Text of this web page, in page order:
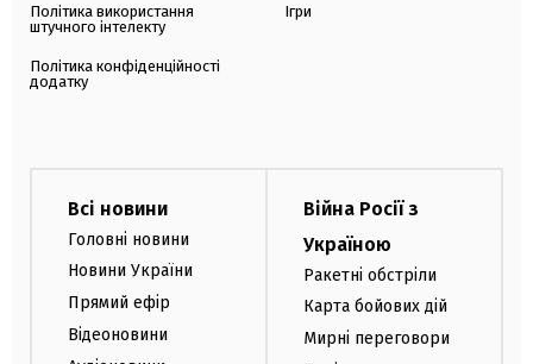
Політика використання
штучного інтелекту
Політика конфіденційності
додатку
Ігри
Всі новини
Головні новини
Новини України
Прямий ефір
Відеоновини
Війна Росії з
Україною
Ракетні обстріли
Карта бойових дій
Мирні переговори